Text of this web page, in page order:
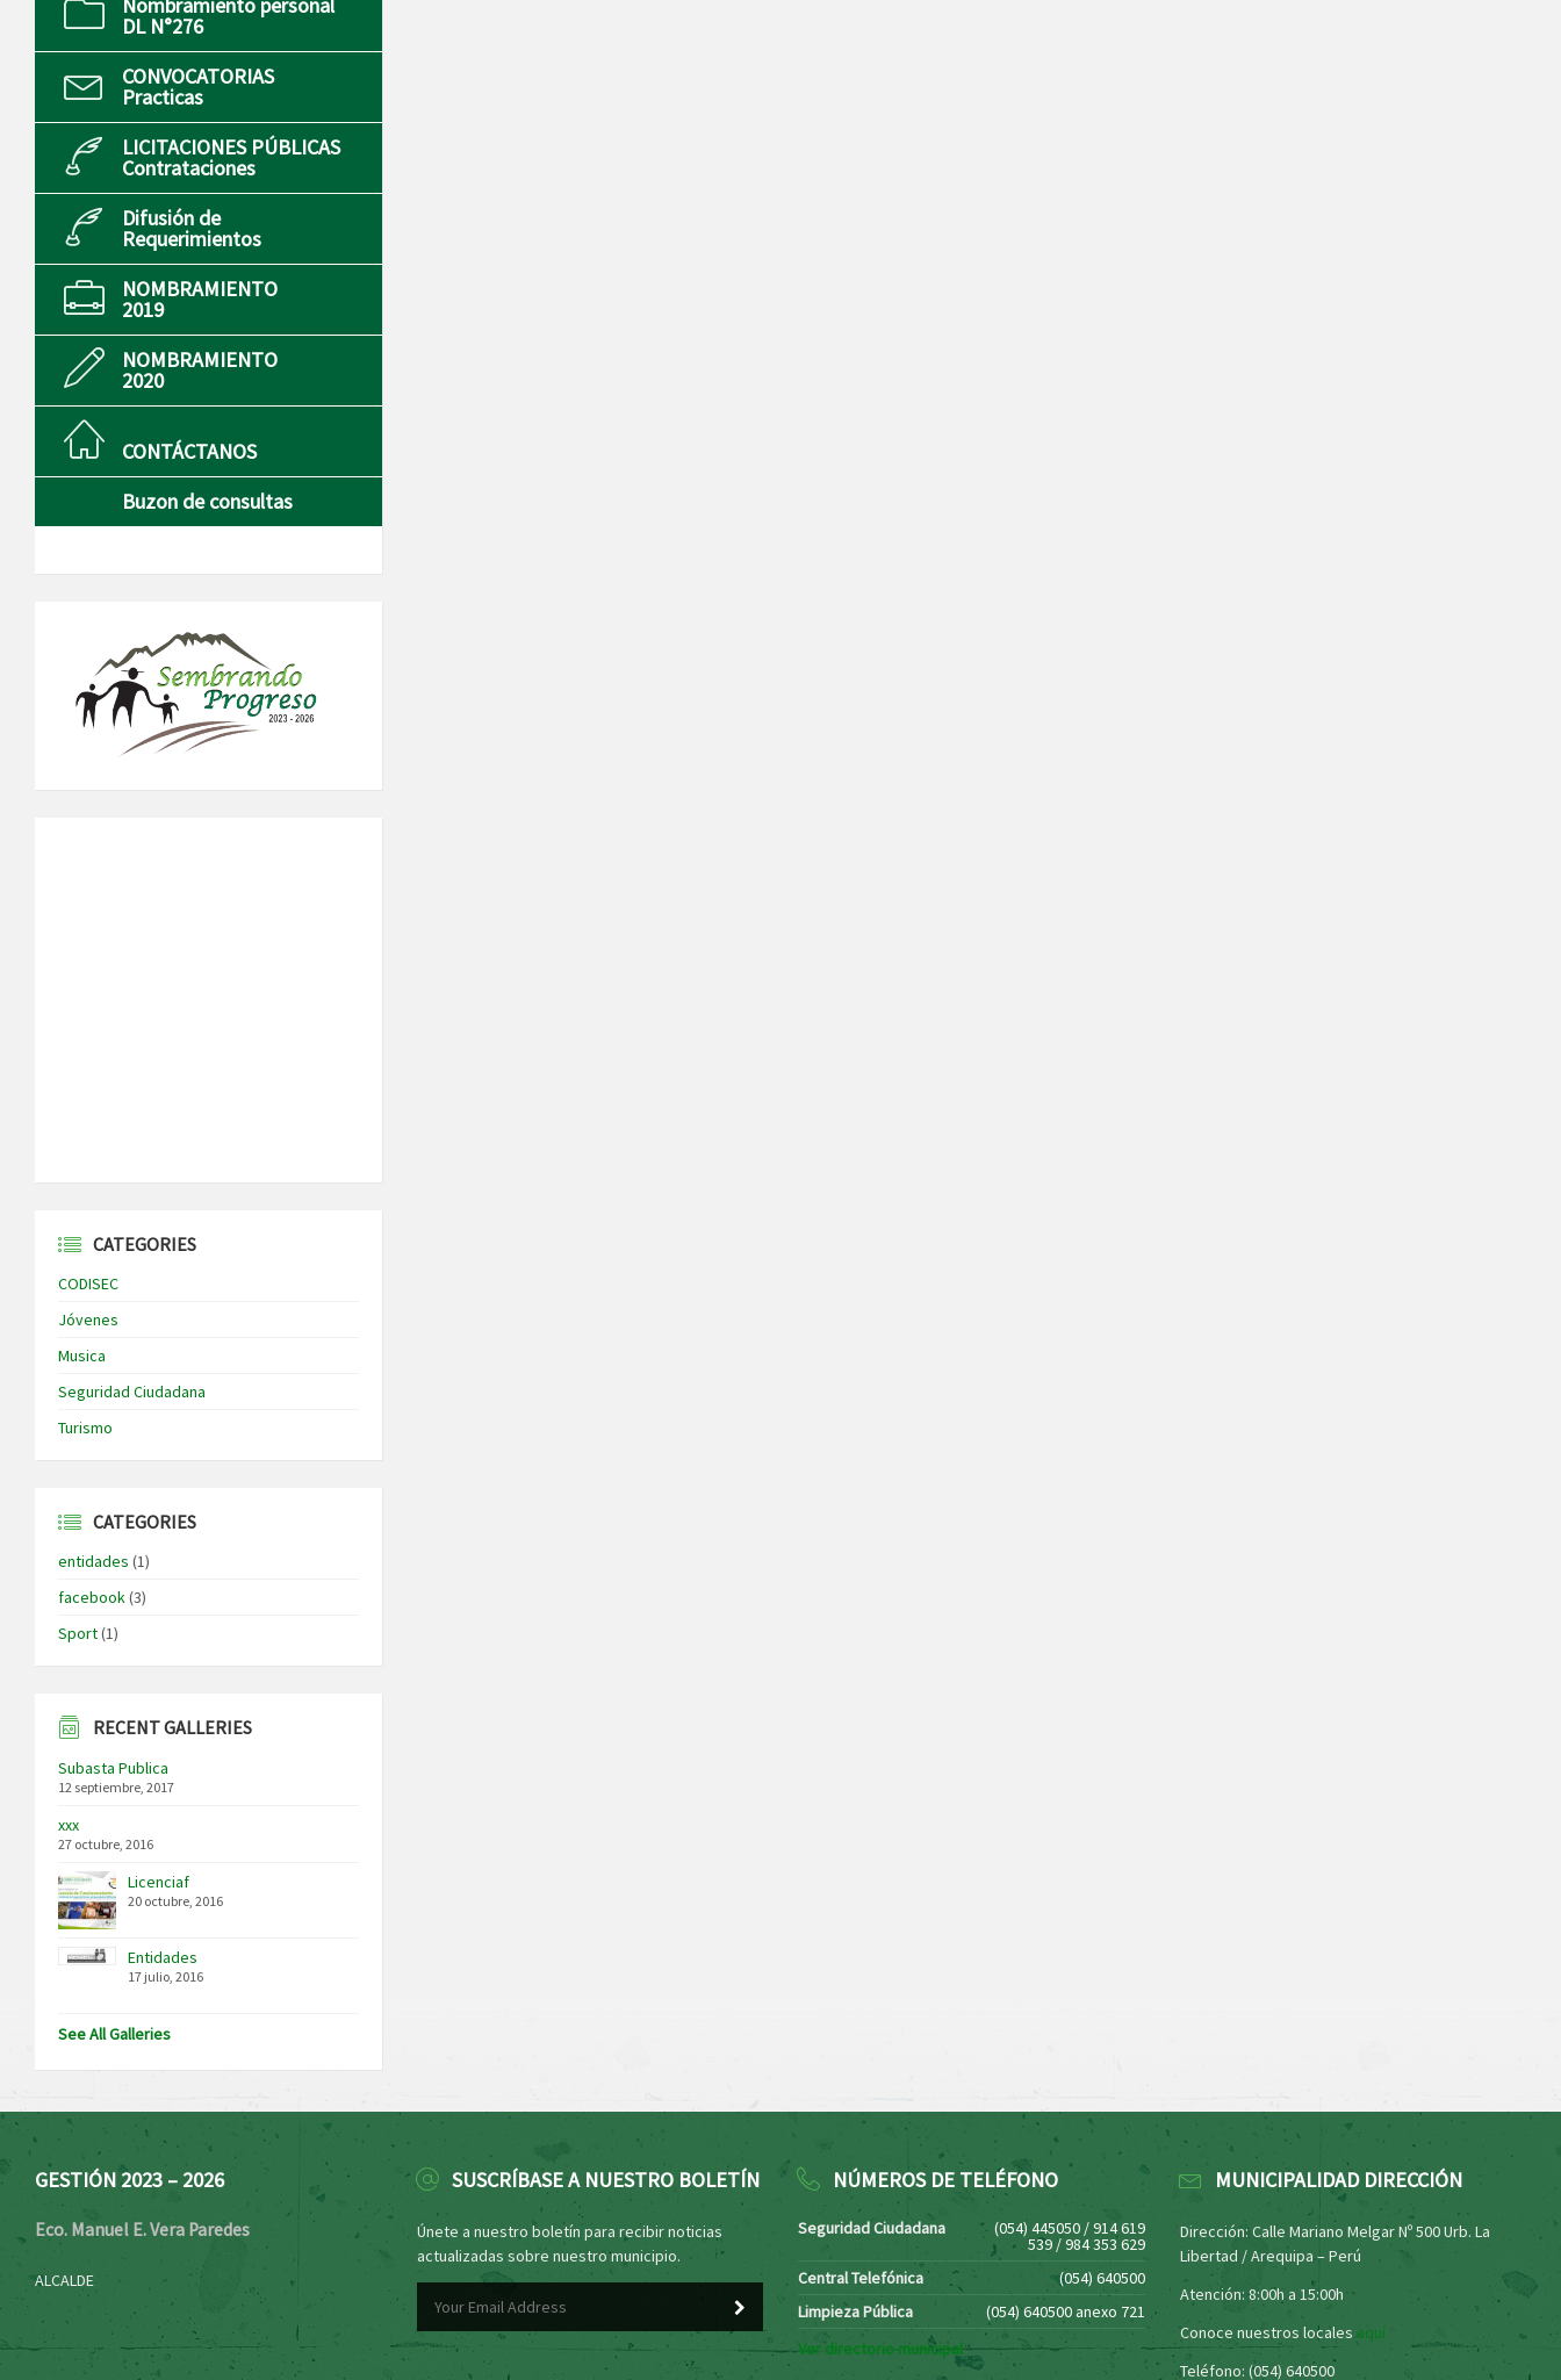
DL N°276
CONVOCATORIAS
Practicas
LICITACIONES PÚBLICAS
Contrataciones
Difusión de
Requerimientos
NOMBRAMIENTO
2019
NOMBRAMIENTO
2020
CONTÁCTANOS
Buzon de consultas
CATEGORIES
CODISEC
Jóvenes
Musica
Seguridad Ciudadana
Turismo
CATEGORIES
entidades (1)
facebook(3)
Sport(1)
RECENT GALLERIES
Subasta Publica
12 septiembre, 2017
xxx
27 octubre, 2016
Licenciaf
20 octubre, 2016
Entidades
17 julio, 2016
See All Galleries
GESTIÓN 2023 – 2026
Eco. Manuel E. Vera Paredes
ALCALDE
SUSCRÍBASE A NUESTRO BOLETÍN
Únete a nuestro boletín para recibir noticias
actualizadas sobre nuestro municipio.
NÚMEROS DE TELÉFONO
Seguridad Ciudadana (054) 445050 / 914 619
539 / 984 353 629
Central Telefónica
(054) 640500
Limpieza Pública
(054) 640500 anexo 721
Ver directorio municipal
MUNICIPALIDAD DIRECCIÓN
Dirección: Calle Mariano Melgar Nº 500 Urb. La
Libertad / Arequipa – Perú
Atención: 8:00h a 15:00h
Conoce nuestros locales aquí
Teléfono: (054) 640500